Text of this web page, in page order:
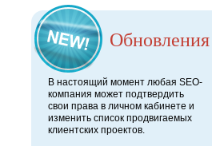
Обновления
В настоящий момент любая SEO-
компания может подтвердить
свои права в личном кабинете и
изменить список продвигаемых
клиентских проектов.